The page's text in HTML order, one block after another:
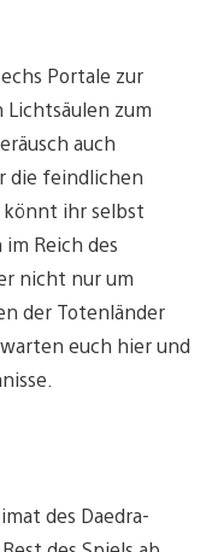
Portale zur
zum
auch
die feindlichen
könnt ihr selbst
Reich des
nicht nur um
der Totenländer
euch hier und
des Daedra-